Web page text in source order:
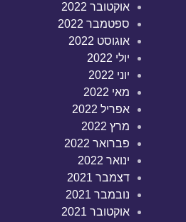
אוקטובר 2022
ספטמבר 2022
אוגוסט 2022
יולי 2022
יוני 2022
מאי 2022
אפריל 2022
מרץ 2022
פברואר 2022
ינואר 2022
דצמבר 2021
נובמבר 2021
אוקטובר 2021